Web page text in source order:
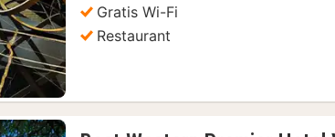
Gratis Wi-Fi
Restaurant